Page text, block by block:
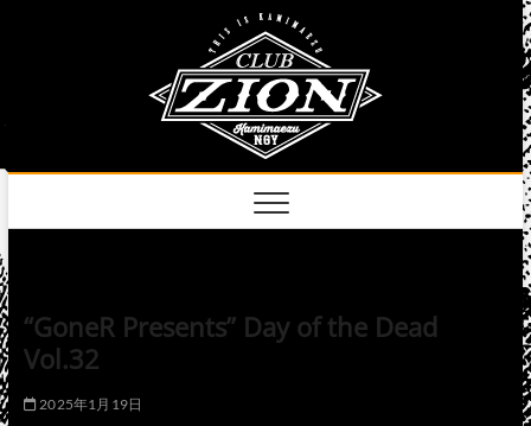
“GoneR Presents” Day of the Dead
Vol.32
2025年1月19日